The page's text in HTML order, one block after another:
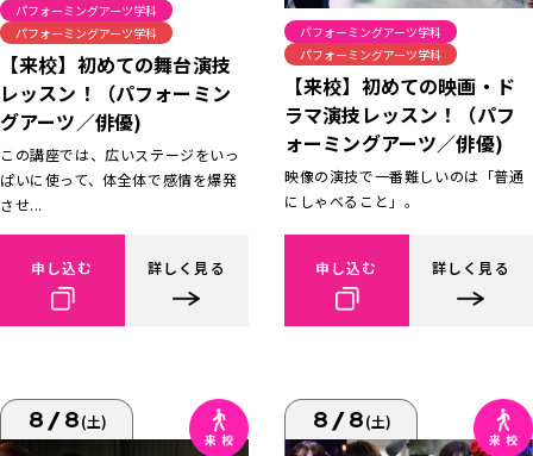
パフォーミングアーツ学科
パフォーミングアーツ学科
【来校】初めての舞台演技
レッスン！（パフォーミン
グアーツ／俳優)
この講座では、広いステージをいっ
ぱいに使って、体全体で感情を爆発
させ...
申し込む 詳しく見る
パフォーミングアーツ学科
パフォーミングアーツ学科
【来校】初めての映画・ド
ラマ演技レッスン！（パフ
ォーミングアーツ／俳優)
映像の演技で一番難しいのは「普通
にしゃべること」。
申し込む 詳しく見る
8/8(土) 8/8(土)